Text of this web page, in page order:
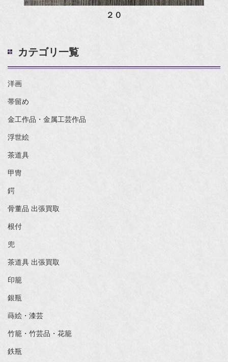
２０
カテゴリ一覧
洋画
帯留め
金工作品・金属工芸作品
浮世絵
茶道具
甲冑
鍔
骨董品 出張買取
根付
兜
茶道具 出張買取
印籠
銀瓶
蒔絵・漆芸
竹籠・竹芸品・花籠
鉄瓶